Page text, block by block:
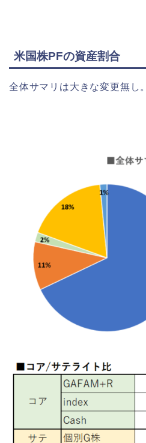
米国株PFの資産割合
全体サマリは大きな変更無し。